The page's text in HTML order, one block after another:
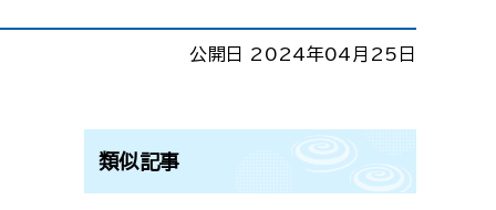
公開日 2024年04月25日
類似記事